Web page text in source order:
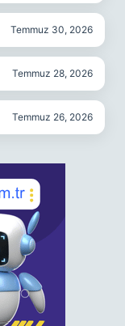
Temmuz 30, 2026
Temmuz 28, 2026
Temmuz 26, 2026